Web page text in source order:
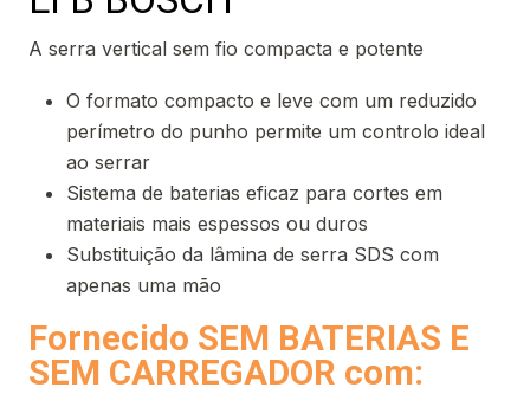
A serra vertical sem fio compacta e potente
O formato compacto e leve com um reduzido
perímetro do punho permite um controlo ideal
ao serrar
Sistema de baterias eficaz para cortes em
materiais mais espessos ou duros
Substituição da lâmina de serra SDS com
apenas uma mão
Fornecido SEM BATERIAS E
SEM CARREGADOR com: